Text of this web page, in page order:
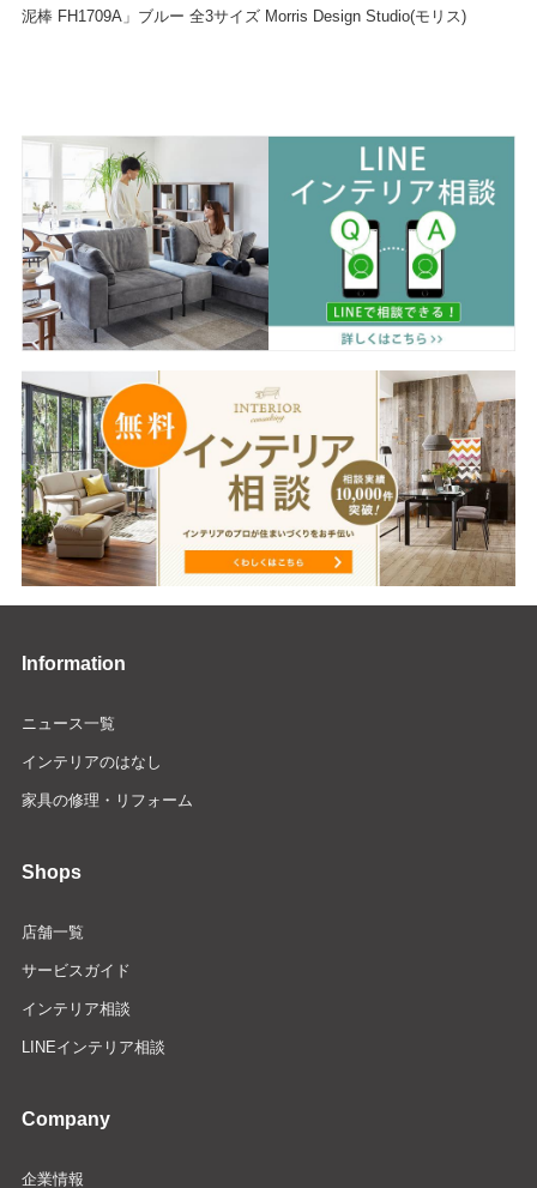
泥棒 FH1709A」ブルー 全3サイズ Morris Design Studio(モリス)
Information
ニュース一覧
インテリアのはなし
家具の修理・リフォーム
Shops
店舗一覧
サービスガイド
インテリア相談
LINEインテリア相談
Company
企業情報